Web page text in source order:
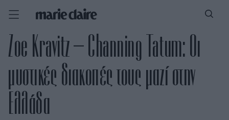
Zoe Kravitz – Channing Tatum: Οι
μυστικές διακοπές τους μαζί στην
Ελλάδα